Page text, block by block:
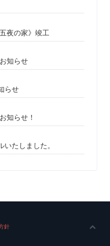
夜の家》竣工
知らせ
らせ
知らせ！
たしました。
針